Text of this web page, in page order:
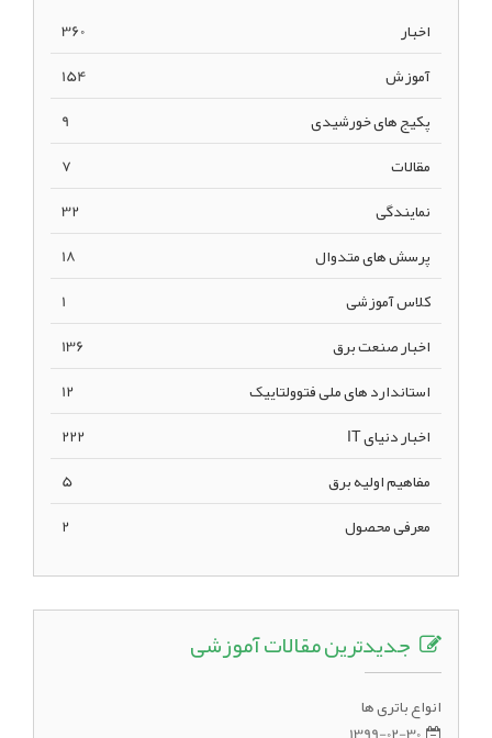
اخبار
360
آموزش
154
پکیج های خورشیدی
9
مقالات
7
نمایندگی
32
پرسش های متدوال
18
کلاس آموزشی
1
اخبار صنعت برق
136
استاندارد های ملی فتوولتاییک
12
اخبار دنیای IT
222
مفاهیم اولیه برق
5
معرفی محصول
2
جدیدترین مقالات آموزشی
انواع باتری ها